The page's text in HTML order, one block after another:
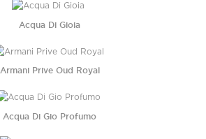
Acqua Di Gioia
Armani Prive Oud Royal
Acqua Di Gio Profumo